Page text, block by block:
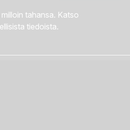
tahansa. Katso
tiedoista.